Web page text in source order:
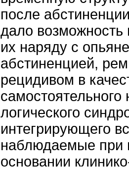
после
дало возможность
их наряду с
абстиненцией,
рецидивом в
самостоятельного
логического
интегрирующего
наблюдаемые при
основании